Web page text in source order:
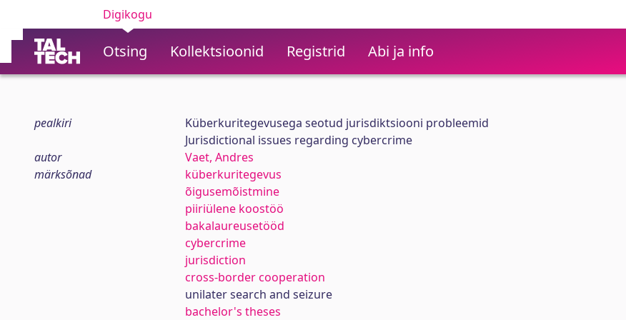
Digikogu
Otsing Kollektsioonid Registrid Abi ja info
pealkiri
Küberkuritegevusega seotud jurisdiktsiooni probleemid
Jurisdictional issues regarding cybercrime
autor
Vaet, Andres
märksõnad
küberkuritegevus
õigusemõistmine
piiriülene koostöö
bakalaureusetööd
cybercrime
jurisdiction
cross-border cooperation
unilater search and seizure
bachelor's theses